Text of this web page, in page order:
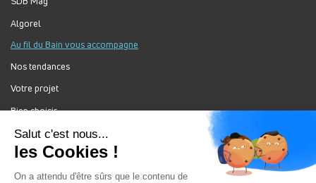
Algorel
Au fil du Bain vous accompagne
Nos tendances
Votre projet
Bien choisir
Forum Au Fil du Bain
Nos produits